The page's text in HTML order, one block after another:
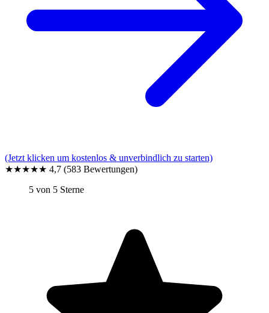
(Jetzt klicken um kostenlos & unverbindlich zu starten)
★★★★★ 4,7 (583 Bewertungen)
5 von 5 Sterne